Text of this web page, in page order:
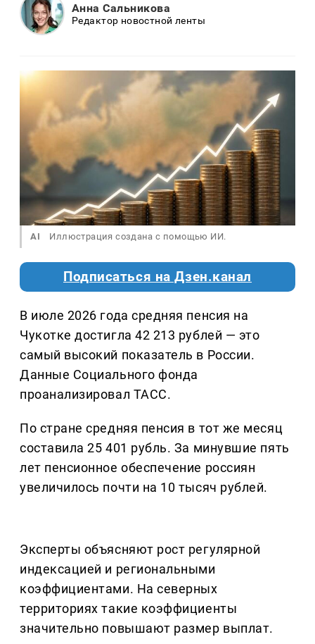
Анна Сальникова
Редактор новостной ленты
AI Иллюстрация создана с помощью ИИ.
Подписаться на Дзен.канал
В июле 2026 года средняя пенсия на
Чукотке достигла 42 213 рублей — это
самый высокий показатель в России.
Данные Социального фонда
проанализировал ТАСС.
По стране средняя пенсия в тот же месяц
составила 25 401 рубль. За минувшие пять
лет пенсионное обеспечение россиян
увеличилось почти на 10 тысяч рублей.
Эксперты объясняют рост регулярной
индексацией и региональными
коэффициентами. На северных
территориях такие коэффициенты
значительно повышают размер выплат.